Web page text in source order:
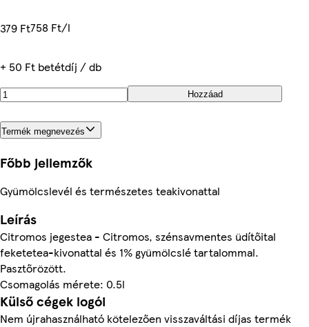
379 Ft758 Ft/l
+ 50 Ft betétdíj / db
Hozzáad
Termék megnevezés
Főbb jellemzők
Gyümölcslevél és természetes teakivonattal
Leírás
Citromos jegestea - Citromos, szénsavmentes üdítőital
feketetea-kivonattal és 1% gyümölcslé tartalommal.
Pasztőrözött.
Csomagolás mérete: 0.5l
Külső cégek logói
Nem újrahasználható kötelezően visszaváltási díjas termék